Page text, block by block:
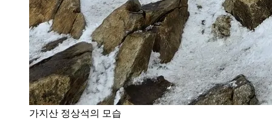
가지산 정상석의 모습